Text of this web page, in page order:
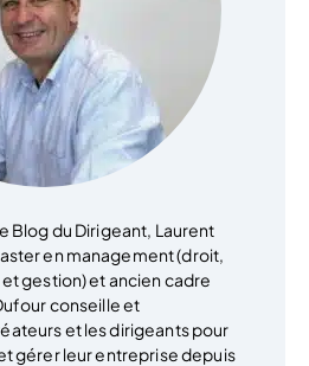
Blog du Dirigeant, Laurent
en management (droit,
gestion) et ancien cadre
conseille et
et les dirigeants pour
gérer leur entreprise depuis